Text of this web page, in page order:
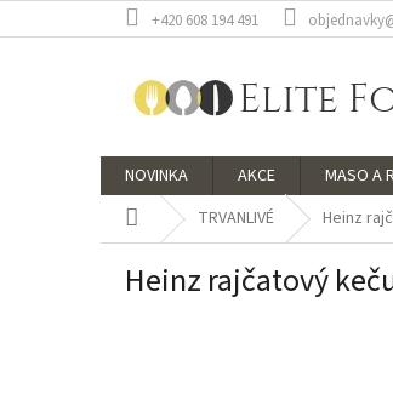
na
+420 608 194 491
NOVINKA AKCE MASO A
Domů TRVANLIVÉ Heinz
Heinz rajčatový